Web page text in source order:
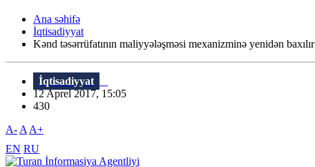
Ana səhifə
İqtisadiyyat
Kənd təsərrüfatının maliyyələşməsi mexanizminə yenidən baxılır
İqtisadiyyat
12 Aprel 2017, 15:05
430
A- A A+
EN RU